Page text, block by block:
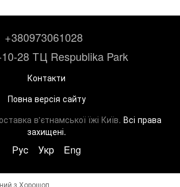
+380973061028
28 ТЦ Respublika Park
Контакти
Повна версія сайту
в'єтнамської їжі Київ. Всі права
захищені.
Рус Укр Eng
з Хорошоп